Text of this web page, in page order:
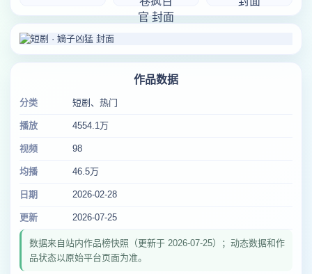
作品数据
分类 短剧、热门
播放 4554.1万
视频 98
均播 46.5万
日期 2026-02-28
更新 2026-07-25
数据来自站内作品榜快照（更新于 2026-07-25）；动态数据和作
品状态以原始平台页面为准。